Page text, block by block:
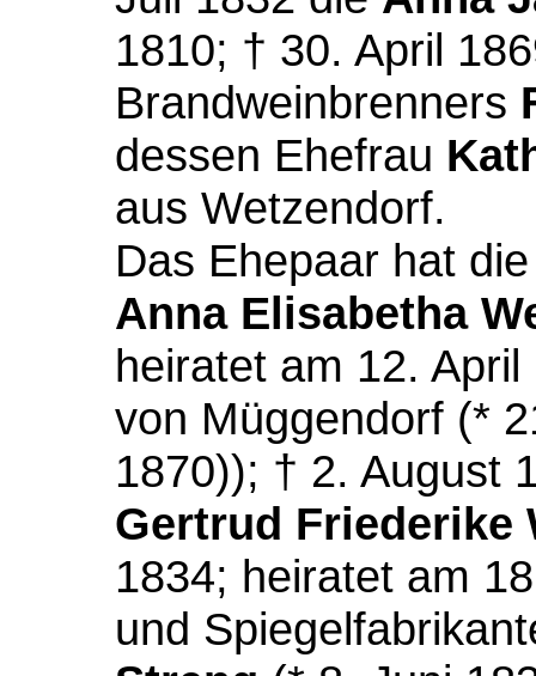
1810; † 30. April
Brandweinbrenners
dessen Ehefrau
aus Wetzendorf.
Das Ehepaar hat
Anna Elisabetha
heiratet am 12.
von Müggendorf (*
1870)); † 2. August
Gertrud Friederike
1834; heiratet am
und